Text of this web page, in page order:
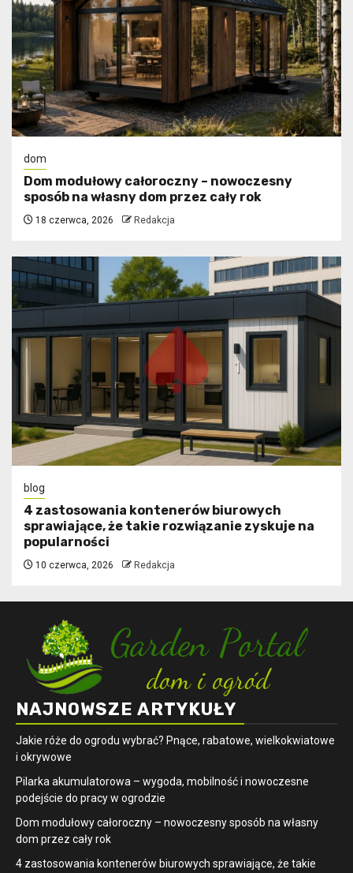
dom
Dom modułowy całoroczny – nowoczesny
sposób na własny dom przez cały rok
18 czerwca, 2026 Redakcja
blog
4 zastosowania kontenerów biurowych
sprawiające, że takie rozwiązanie zyskuje na
popularności
10 czerwca, 2026 Redakcja
NAJNOWSZE ARTYKUŁY
Jakie róże do ogrodu wybrać? Pnące, rabatowe, wielkokwiatowe
i okrywowe
Pilarka akumulatorowa – wygoda, mobilność i nowoczesne
podejście do pracy w ogrodzie
Dom modułowy całoroczny – nowoczesny sposób na własny
dom przez cały rok
4 zastosowania kontenerów biurowych sprawiające, że takie